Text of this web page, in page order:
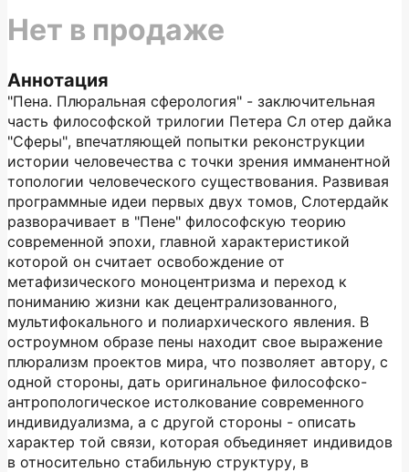
Аннотация
"Пена. Плюральная сферология" - заключительная
часть философской трилогии Петера Сл отер дайка
"Сферы", впечатляющей попытки реконструкции
истории человечества с точки зрения имманентной
топологии человеческого существования. Развивая
программные идеи первых двух томов, Слотердайк
разворачивает в "Пене" философскую теорию
современной эпохи, главной характеристикой
которой он считает освобождение от
метафизического моноцентризма и переход к
пониманию жизни как децентрализованного,
мультифокального и полиархического явления. В
остроумном образе пены находит свое выражение
плюрализм проектов мира, что позволяет автору, с
одной стороны, дать оригинальное философско-
антропологическое истолкование современного
индивидуализма, а с другой стороны - описать
характер той связи, которая объединяет индивидов
в относительно стабильную структуру, в
Нет в продаже